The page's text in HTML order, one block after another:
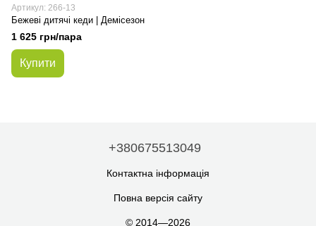
Артикул: 266-13
Бежеві дитячі кеди | Демісезон
1 625 грн/пара
Купити
+380675513049
Контактна інформація
Повна версія сайту
© 2014—2026